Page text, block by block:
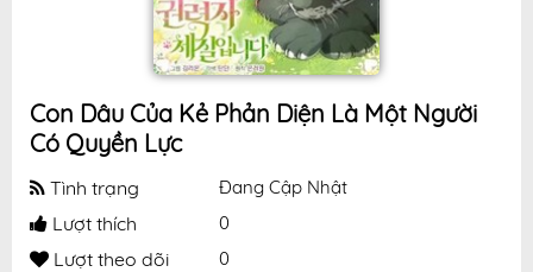
Con Dâu Của Kẻ Phản Diện Là Một Người
Có Quyền Lực
Tình trạng Đang Cập Nhật
Lượt thích 0
Lượt theo dõi 0